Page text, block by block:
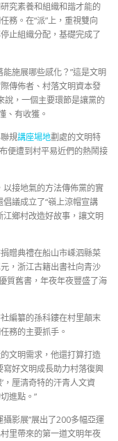
究素養和組織和諧才能的
務。在“派”上，重視雙向
止組織分配，基礎完成了
施展哪些感化？”這是文明
傳佈者、村落文明資本發
，一個主要環節是讓黨的
、有收獲。
規講座場地劃處的文明特
便遭到村平易近們的熱鬧接
接地氣的方法傳佈黨的實
議成立了“嶺上涼帽宣講
江鄉村改造好故事，讓文明
贈典禮在船山市嵊泗縣菜
，浙江古籍出書社向青沙
質舊書，年夜年夜豐盛了海
編纂的孫科鏤在村里顛末
務的主要抓手。
文明需求，他還打算打造
好文明成長助力村落復興
，厘清奇特的汗青人文資
進點。”
影展”展出了200多幅亞運
里帶來的第一道文明年夜